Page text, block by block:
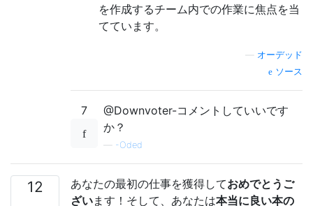
を作成するチーム内での作業に焦点を当
てています。
オーデッド
ソース
7
@Downvoter-コメントしていいです
か？
-Oded
12 あなたの最初の仕事を獲得しておめでとうご
ざいます！そして、あなたは本当に良い本の